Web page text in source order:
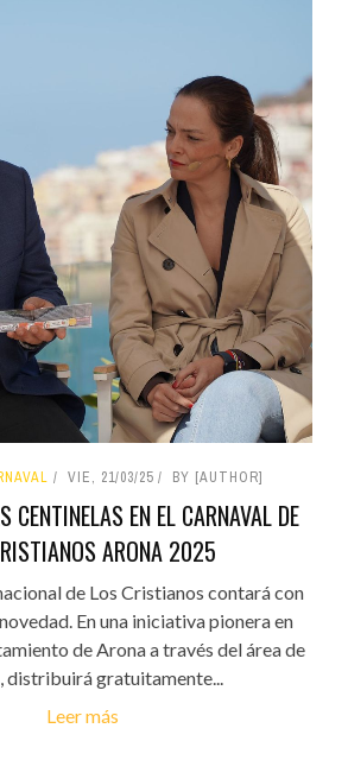
VIE, 21/03/25 BY [AUTHOR]
CENTINELAS EN EL CARNAVAL DE
ARONA 2025
de Los Cristianos contará con
En una iniciativa pionera en
de Arona a través del área de
distribuirá gratuitamente...
Leer más